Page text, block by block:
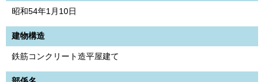
昭和54年1月10日
建物構造
鉄筋コンクリート造平屋建て